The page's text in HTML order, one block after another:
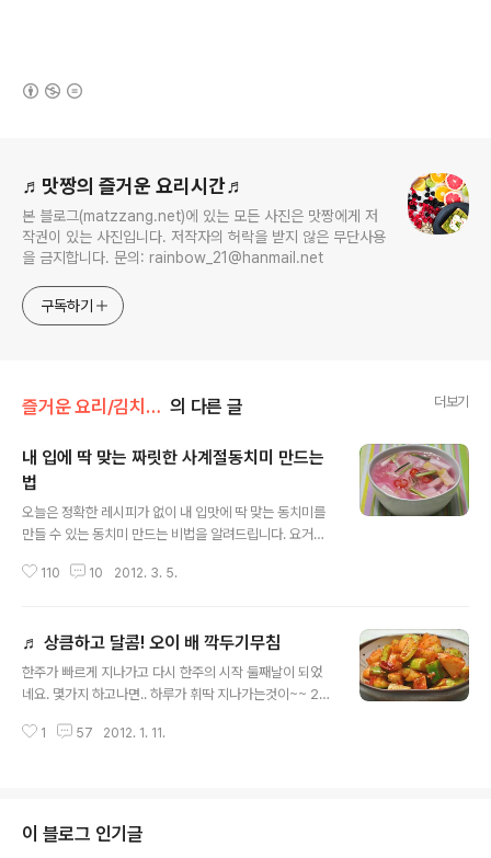
♬맛짱의 즐거운 요리시간♬
본 블로그(matzzang.net)에 있는 모든 사진은 맛짱에게 저
작권이 있는 사진입니다. 저작자의 허락을 받지 않은 무단사용
을 금지합니다. 문의: rainbow_21@hanmail.net
구독하기
즐거운 요리/김치 겉절이 의 다른 글 더보기
내 입에 딱 맞는 짜릿한 사계절동치미 만드는
법
오늘은 정확한 레시피가 없이 내 입맛에 딱 맞는 동치미를
만들 수 있는 동치미 만드는 비법을 알려드립니다. 요거이
삭아삭~~^^ 오늘은 이야기 수다없이 바로 포스팅 들어갑
통, 생강 2쪽, 홍고추 3개, 사과 2분의1개, 배 2분의1개, 천
일염 적겨자채 6 ~ 장 ( 슈퍼나 마트등.. 상추나 쌈채 파는
곳에 구입가능) 설탕or 슈가가루 ( 달게간을 맞추려면 설탕
풀물 - 물 김치통의 70% , 찹쌀가루 (물이 색이나는 정도)
110 10 2012. 3. 5.
♬ 상큼하고 달콤! 오이 배 깍두기무침
한주가 빠르게 지나가고 다시 한주의 시작 둘째날이 되었
네요. 몇가지 하고나면.. 하루가 휘딱 지나가는것이~~ 24
남았는데.. 내일은 꼭 다녀와야 겠다는 생각을 가져봅니다.
구제하였답니다. 시들해진 오이와 싱싱한 나주배~ㅎㅎ 요
두가지 재료로 .. 맛나고 싱싱하게 먹을 수 있는 오이배겉절
1 57 2012. 1. 11.
이 블로그 인기글